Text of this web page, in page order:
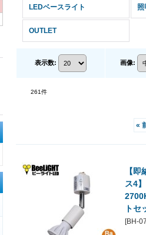
LEDベースライト 照
OUTLET
表示数: 画像:
261件
«
【
ス4
トセ
[BH-